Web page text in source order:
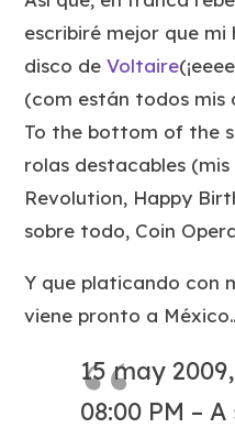
escribiré mejor que
disco deVoltaire
(com están todos mis
To the bottom of the
rolas destacables
Revolution, Happy
sobre todo, Coin
Y que platicando con
viene pronto a
15 may
08:00 PM –